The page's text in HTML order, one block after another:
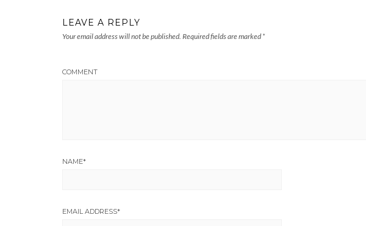
LEAVE A REPLY
Your email address will not be published. Required fields are marked *
COMMENT
NAME*
EMAIL ADDRESS*